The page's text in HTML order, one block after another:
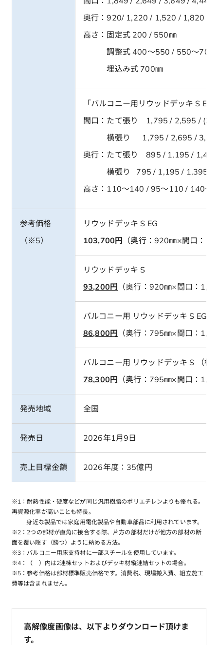
奥行：920/ 1,220 / 1,520 / 1,820 /
高さ：固定式 200 / 550㎜
調整式 400～550 / 550～700 /
埋込み式 700㎜
「バルコニー用リウッドデッキ S
間口：たて張り 1,795 / 2,595 /
横張り 1,795 / 2,695 / 3,495
奥行：たて張り 895 / 1,195 /
横張り 795 / 1,195 / 1,395 /
高さ：110～140 / 95～110 / 140～
参考価格
（※5）
リウッドデッキ S EG
103,700円 （奥行：920㎜×間口：
リウッドデッキ S
93,200円 （奥行：920㎜×間口：
バルコニー用 リウッドデッキ S EG（
86,800円 （奥行：795㎜×間口：
バルコニー用 リウッドデッキ S （横
78,300円 （奥行：795㎜×間口：
発売地域 全国
発売日 2026年1月9日
売上目標金額 2026年度：35億円
※1：耐熱性能・硬度などが同じ汎用樹脂のポリエチレンよりも優れる。
再資源化率が高いことも特長。
身近な製品では家庭用電化製品や自動車部品に利用されています。
※2：2つの部材が直角に接合する際、片方の部材だけが他方の部材の断
面を覆い隠す（勝つ）ように納める方法。
※3：バルコニー用床支持材に一部スチールを使用しています。
※4：（ ）内は2連棟セットおよびデッキ材縦連結セットの場合。
※5：参考価格は部材標準販売価格です。消費税、現場搬入費、組立施工
費等は含まれません。
高解像度画像は、以下よりダウンロード頂けま
す。